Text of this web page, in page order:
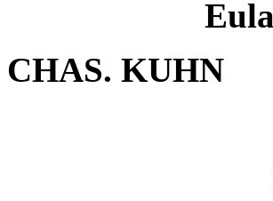
CHAS. KUHN